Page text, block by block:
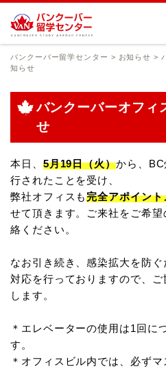
バンクーバー留学センター > お知らせ >
知らせ
バンクーバーオフィ
せ
本日、 5月19日（火）から、
行されたことを受け、
弊社オフィスも完全アポイント
せて頂きます。ご来社をご希
絡ください。
なお引き続き、感染拡大を防
対応を行っておりますので、
します。
＊エレベーターの使用は1回に
す。
＊オフィスビル内では、必ず